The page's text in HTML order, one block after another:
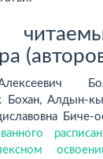
Бохан, Алдын-
Биче-